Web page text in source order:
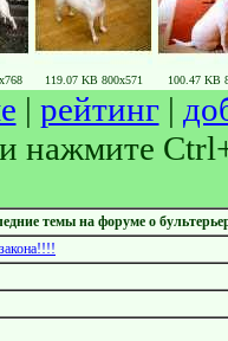
119.07 KB 800x571 100.47 KB
| рейтинг|
нажмите
темы на форуме о